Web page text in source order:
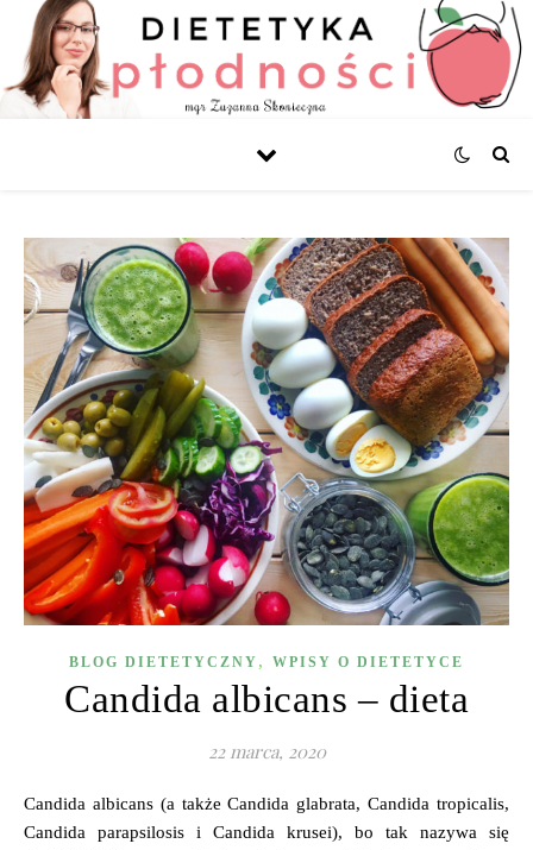
BLOG DIETETYCZNY , WPISY O DIETETYCE
Candida albicans – dieta
22 marca, 2020
Candida albicans (a także Candida glabrata, Candida tropicalis,
Candida parapsilosis i Candida krusei), bo tak nazywa się